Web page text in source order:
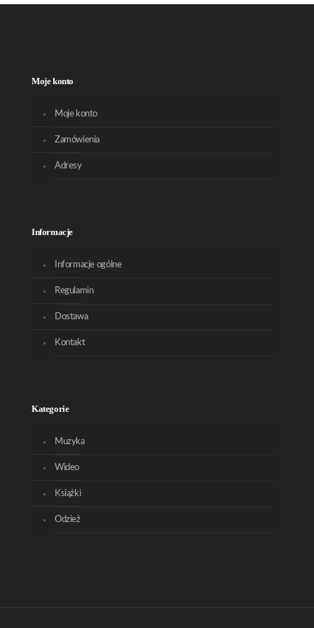
Moje konto
Moje konto
Zamówienia
Adresy
Informacje
Informacje ogólne
Regulamin
Dostawa
Kontakt
Kategorie
Muzyka
Wideo
Książki
Odzież